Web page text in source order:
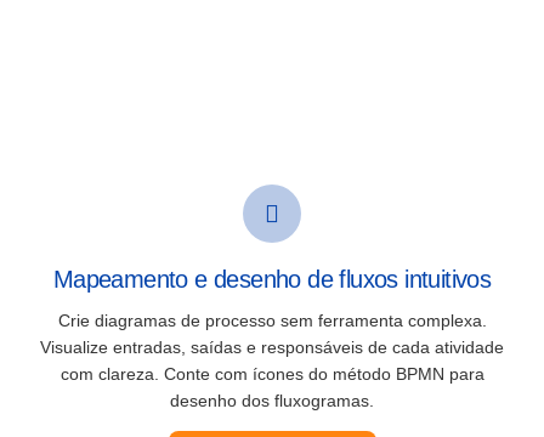
Mapeamento e desenho de fluxos intuitivos
Crie diagramas de processo sem ferramenta complexa.
Visualize entradas, saídas e responsáveis de cada atividade
com clareza. Conte com ícones do método BPMN para
desenho dos fluxogramas.